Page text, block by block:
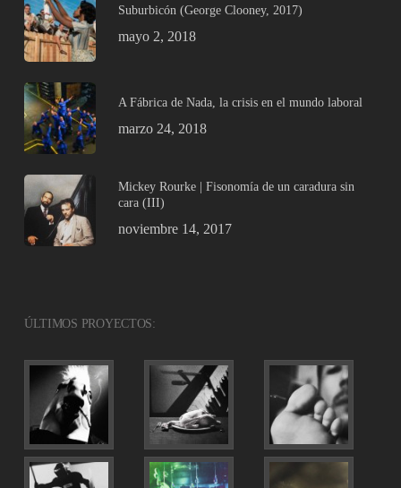
Suburbicón (George Clooney, 2017)
mayo 2, 2018
A Fábrica de Nada, la crisis en el mundo laboral
marzo 24, 2018
Mickey Rourke | Fisonomía de un caradura sin
cara (III)
noviembre 14, 2017
ÚLTIMOS PROYECTOS: